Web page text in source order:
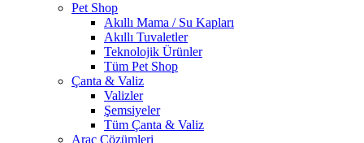
Pet Shop
Akıllı Mama / Su Kapları
Akıllı Tuvaletler
Teknolojik Ürünler
Tüm Pet Shop
Çanta & Valiz
Valizler
Şemsiyeler
Tüm Çanta & Valiz
Araç Çözümleri